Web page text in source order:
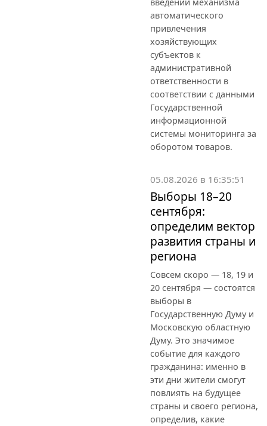
введении механизма
автоматического
привлечения
хозяйствующих
субъектов к
административной
ответственности в
соответствии с данными
Государственной
информационной
системы мониторинга за
оборотом товаров.
05.08.2026 в 16:35:51
Выборы 18–20
сентября:
определим вектор
развития страны и
региона
Совсем скоро — 18, 19 и
20 сентября — состоятся
выборы в
Государственную Думу и
Московскую областную
Думу. Это значимое
событие для каждого
гражданина: именно в
эти дни жители смогут
повлиять на будущее
страны и своего региона,
определив, какие